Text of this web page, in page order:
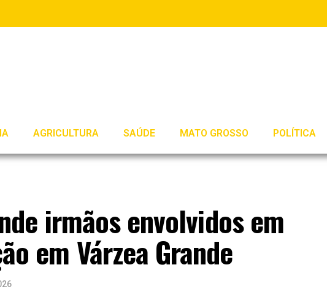
AGRICULTURA SAÚDE MATO GROSSO POLÍTICA
irmãos envolvidos em
em Várzea Grande